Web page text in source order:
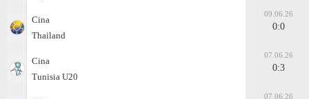
Cina
Thailand
09.06.26
0:0
Cina
Tunisia U20
07.06.26
0:3
07.06.26